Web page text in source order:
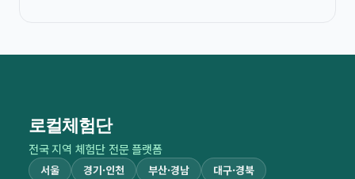
로컬체험단
전국 지역 체험단 전문 플랫폼
서울 경기·인천 부산·경남
대구·경북